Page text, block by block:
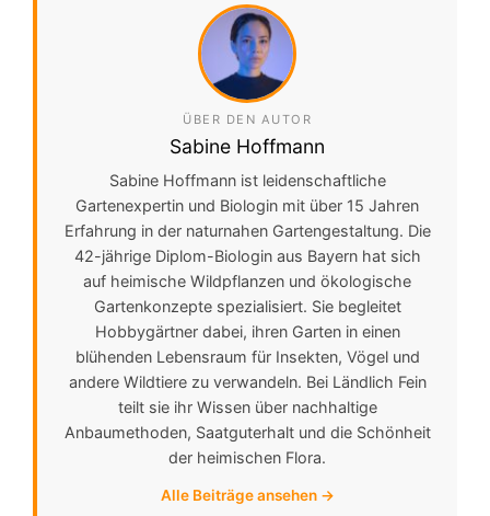
ÜBER DEN AUTOR
Sabine Hoffmann
Sabine Hoffmann ist leidenschaftliche
Gartenexpertin und Biologin mit über 15 Jahren
Erfahrung in der naturnahen Gartengestaltung. Die
42-jährige Diplom-Biologin aus Bayern hat sich
auf heimische Wildpflanzen und ökologische
Gartenkonzepte spezialisiert. Sie begleitet
Hobbygärtner dabei, ihren Garten in einen
blühenden Lebensraum für Insekten, Vögel und
andere Wildtiere zu verwandeln. Bei Ländlich Fein
teilt sie ihr Wissen über nachhaltige
Anbaumethoden, Saatguterhalt und die Schönheit
der heimischen Flora.
Alle Beiträge ansehen →